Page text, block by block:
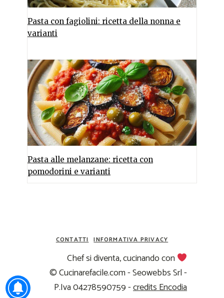
Pasta con fagiolini: ricetta della nonna e
varianti
Pasta alle melanzane: ricetta con
pomodorini e varianti
CONTATTI INFORMATIVA PRIVACY
Chef si diventa, cucinando con
© Cucinarefacile.com - Seowebbs Srl -
P.Iva 04278590759 -credits Encodia